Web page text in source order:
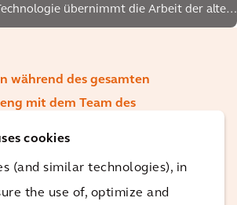
cookies
(and similar technologies), in
the use of, optimize and
übernimmt die Arbeit der alten
vollständig
während des gesamten
mit dem Team des
De Stichtse Kraan
Ich habe es